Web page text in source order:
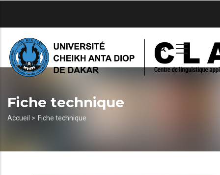
principal
Fiche technique
Fil
Accueil > Fiche technique